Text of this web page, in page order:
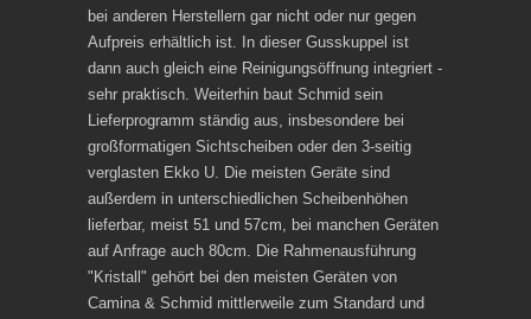
bei anderen Herstellern gar nicht oder nur gegen
Aufpreis erhältlich ist. In dieser Gusskuppel ist
dann auch gleich eine Reinigungsöffnung integriert -
sehr praktisch. Weiterhin baut Schmid sein
Lieferprogramm ständig aus, insbesondere bei
großformatigen Sichtscheiben oder den 3-seitig
verglasten Ekko U. Die meisten Geräte sind
außerdem in unterschiedlichen Scheibenhöhen
lieferbar, meist 51 und 57cm, bei manchen Geräten
auf Anfrage auch 80cm. Die Rahmenausführung
"Kristall" gehört bei den meisten Geräten von
Camina & Schmid mittlerweile zum Standard und